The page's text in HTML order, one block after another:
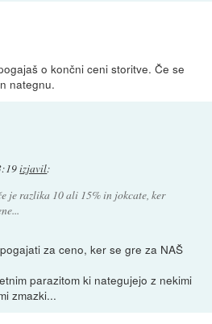
o končni ceni storitve. Če se
nategnu.
izjavil:
je razlika 10 ali 15% in jokcate, ker
za ceno, ker se gre za NAŠ
parazitom ki nategujejo z nekimi
zmazki...